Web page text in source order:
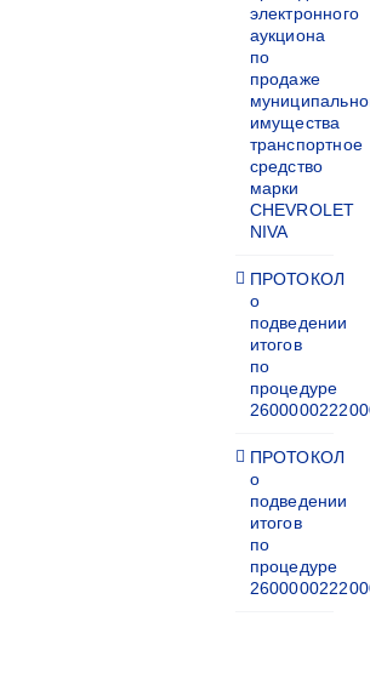
электронного
аукциона
по
продаже
имущества
транспортное
средство
марки
CHEVROLET
NIVA
ПРОТОКОЛ
о
подведении
итогов
по
процедуре
ПРОТОКОЛ
о
подведении
итогов
по
процедуре